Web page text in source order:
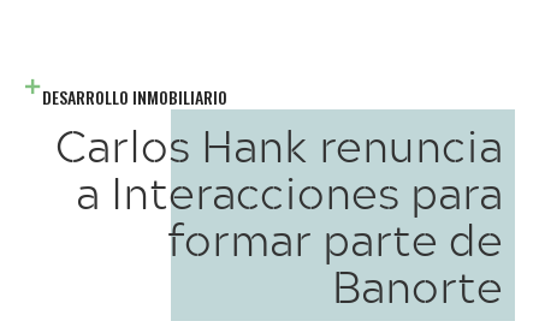
DESARROLLO INMOBILIARIO
Carlos Hank renuncia
a Interacciones para
formar parte de
Banorte